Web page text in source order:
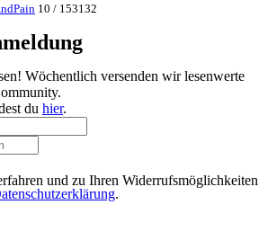
10 / 153132
Wöchentlich versenden wir lesenwerte
du hier.
und zu Ihren Widerrufsmöglichkeiten
.